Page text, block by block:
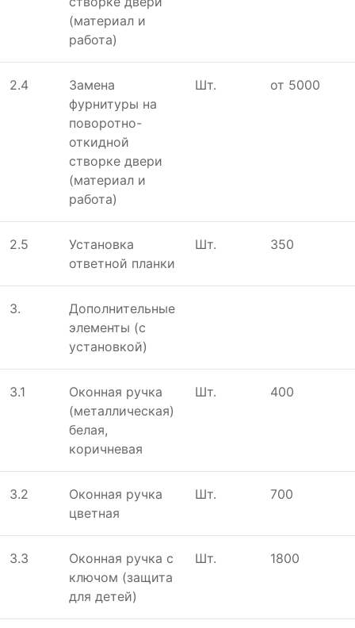
(материал и
работа)
2.4
Замена
фурнитуры на
поворотно-
откидной
створке двери
(материал и
работа)
Шт. от 5000
2.5
Установка
ответной планки
Шт. 350
3.
Дополнительные
элементы (с
установкой)
3.1
Оконная ручка
(металлическая)
белая,
коричневая
Шт. 400
3.2
Оконная ручка
цветная
Шт. 700
3.3
Оконная ручка с
ключом (защита
для детей)
Шт. 1800